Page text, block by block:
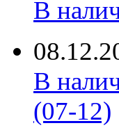
В
В
(07-12)